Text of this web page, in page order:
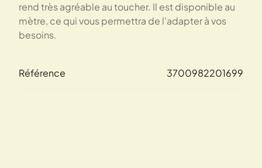
rend très agréable au toucher. Il est disponible au
mètre, ce qui vous permettra de l'adapter à vos
besoins.
Référence 3700982201699